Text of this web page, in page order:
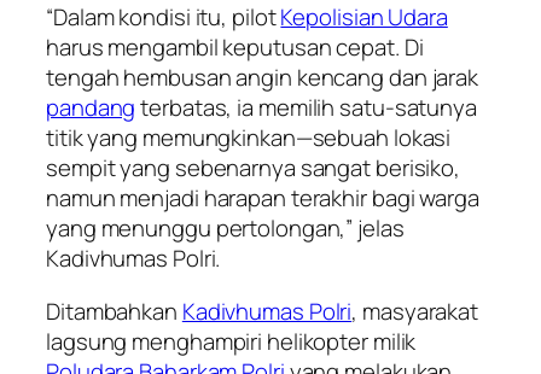
“Dalam kondisi itu, pilotKepolisian Udara
harus mengambil keputusan cepat. Di
tengah hembusan angin kencang dan jarak
pandangterbatas, ia memilih satu-satunya
titik yang memungkinkan—sebuah lokasi
sempit yang sebenarnya sangat berisiko,
namun menjadi harapan terakhir bagi warga
yang menunggu pertolongan,” jelas
Kadivhumas Polri.
Ditambahkan Kadivhumas Polri, masyarakat
lagsung menghampiri helikopter milik